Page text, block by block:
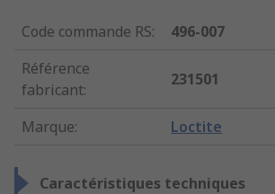
Code commande RS:
496-007
Référence
fabricant:
231501
Marque: Loctite
Caractéristiques techniques